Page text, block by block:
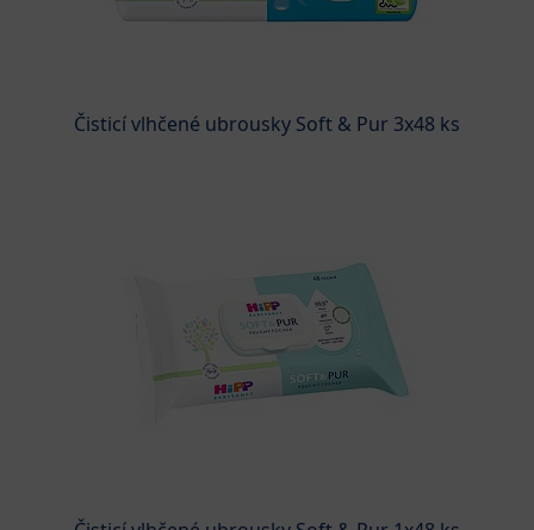
Čisticí vlhčené ubrousky Soft & Pur 3x48 ks